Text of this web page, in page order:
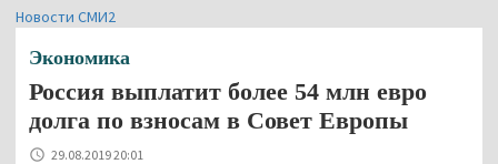
Новости СМИ2
Экономика
Россия выплатит более 54 млн евро
долга по взносам в Совет Европы
29.08.2019 20:01